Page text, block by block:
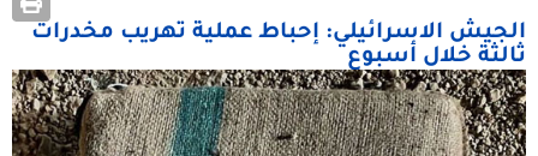
الجيش الاسرائيلي: إحباط عملية تهريب مخدرات
ثالثة خلال أسبوع